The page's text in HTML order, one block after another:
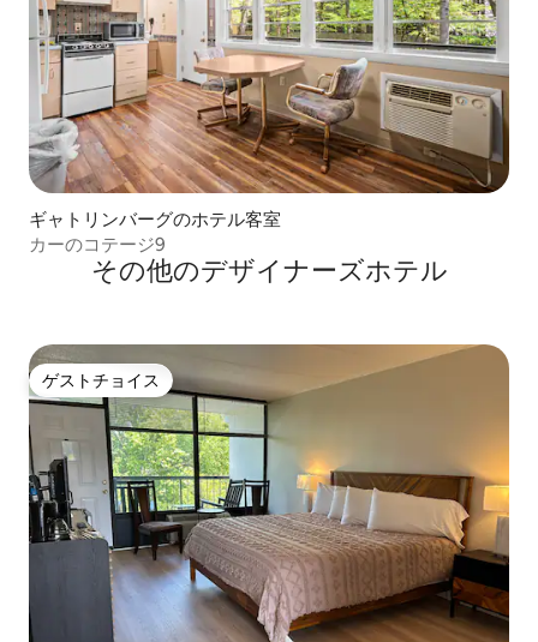
ギャトリンバーグのホテル客室
カーのコテージ9
その他のデザイナーズホテル
ゲストチョイス
ゲストチョイス